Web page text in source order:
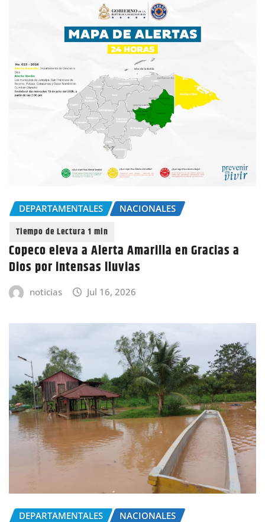
DEPARTAMENTALES NACIONALES
Copeco eleva a Alerta Amarilla en Gracias a
Dios por intensas lluvias
noticias Jul 16, 2026
DEPARTAMENTALES NACIONALES